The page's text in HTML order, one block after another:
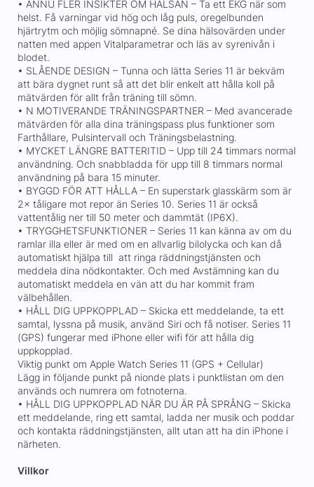
• ÄNNU FLER INSIKTER OM HÄLSAN – Ta ett EKG när som
helst. Få varningar vid hög och låg puls, oregelbunden
hjärtrytm och möjlig sömnapné. Se dina hälsovärden under
natten med appen Vitalparametrar och läs av syrenivån i
blodet.
• SLÅENDE DESIGN – Tunna och lätta Series 11 är bekväm
att bära dygnet runt så att det blir enkelt att hålla koll på
mätvärden för allt från träning till sömn.
• N MOTIVERANDE TRÄNINGSPARTNER – Med avancerade
mätvärden för alla dina träningspass plus funktioner som
Farthållare, Pulsintervall och Träningsbelastning.
• MYCKET LÄNGRE BATTERITID – Upp till 24 timmars normal
användning. Och snabbladda för upp till 8 timmars normal
användning på bara 15 minuter.
• BYGGD FÖR ATT HÅLLA – En superstark glasskärm som är
2× tåligare mot repor än Series 10. Series 11 är också
vattentålig ner till 50 meter och dammtät (IP6X).
• TRYGGHETSFUNKTIONER – Series 11 kan känna av om du
ramlar illa eller är med om en allvarlig bilolycka och kan då
automatiskt hjälpa till att ringa räddningstjänsten och
meddela dina nödkontakter. Och med Avstämning kan du
automatiskt meddela en vän att du har kommit fram
välbehållen.
• HÅLL DIG UPPKOPPLAD – Skicka ett meddelande, ta ett
samtal, lyssna på musik, använd Siri och få notiser. Series 11
(GPS) fungerar med iPhone eller wifi för att hålla dig
uppkopplad.
Viktig punkt om Apple Watch Series 11 (GPS + Cellular)
Lägg in följande punkt på nionde plats i punktlistan om den
används och numrera om fotnoterna.
• HÅLL DIG UPPKOPPLAD NÄR DU ÄR PÅ SPRÅNG – Skicka
ett meddelande, ring ett samtal, ladda ner musik och poddar
och kontakta räddningstjänsten, allt utan att ha din iPhone i
närheten.
Villkor